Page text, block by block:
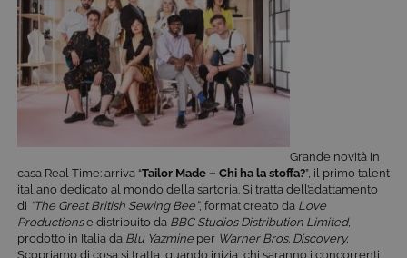
Grande novità in
casa Real Time: arriva “Tailor Made – Chi ha la stoffa?”, il primo talent
italiano dedicato al mondo della sartoria. Si tratta dell’adattamento
di “The Great British Sewing Bee”, format creato da Love
Productionse distribuito da BBC Studios Distribution Limited,
prodotto in Italia da Blu Yazmine per Warner Bros. Discovery.
Scopriamo di cosa si tratta, quando inizia, chi saranno i concorrenti